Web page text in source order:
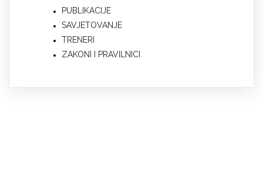
PUBLIKACIJE
SAVJETOVANJE
TRENERI
ZAKONI I PRAVILNICI